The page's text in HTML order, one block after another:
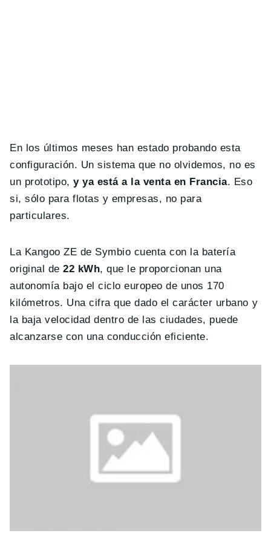
En los últimos meses han estado probando esta
configuración. Un sistema que no olvidemos, no es
un prototipo, y ya está a la venta en Francia. Eso
si, sólo para flotas y empresas, no para
particulares.
La Kangoo ZE de Symbio cuenta con la batería
original de22 kWh, que le proporcionan una
autonomía bajo el ciclo europeo de unos 170
kilómetros. Una cifra que dado el carácter urbano y
la baja velocidad dentro de las ciudades, puede
alcanzarse con una conducción eficiente.